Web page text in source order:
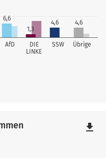
AfD
DIE
LINKE
SSW Übrige
6,6
1,3
4,6 4,6
file_download